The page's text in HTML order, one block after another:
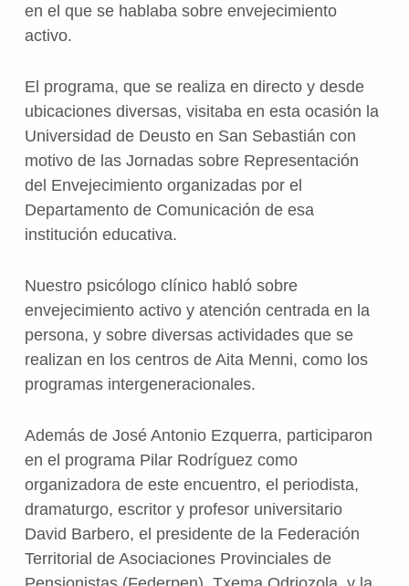
en el que se hablaba sobre envejecimiento
activo.
El programa, que se realiza en directo y desde
ubicaciones diversas, visitaba en esta ocasión la
Universidad de Deusto en San Sebastián con
motivo de las Jornadas sobre Representación
del Envejecimiento organizadas por el
Departamento de Comunicación de esa
institución educativa.
Nuestro psicólogo clínico habló sobre
envejecimiento activo y atención centrada en la
persona, y sobre diversas actividades que se
realizan en los centros de Aita Menni, como los
programas intergeneracionales.
Además de José Antonio Ezquerra, participaron
en el programa Pilar Rodríguez como
organizadora de este encuentro, el periodista,
dramaturgo, escritor y profesor universitario
David Barbero, el presidente de la Federación
Territorial de Asociaciones Provinciales de